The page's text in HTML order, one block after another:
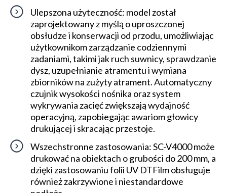
Ulepszona użyteczność: model został
zaprojektowany z myślą o uproszczonej
obsłudze i konserwacji od przodu, umożliwiając
użytkownikom zarządzanie codziennymi
zadaniami, takimi jak ruch suwnicy, sprawdzanie
dysz, uzupełnianie atramentu i wymiana
zbiorników na zużyty atrament. Automatyczny
czujnik wysokości nośnika oraz system
wykrywania zacięć zwiększają wydajność
operacyjną, zapobiegając awariom głowicy
drukującej i skracając przestoje.
Wszechstronne zastosowania: SC-V4000 może
drukować na obiektach o grubości do 200 mm, a
dzięki zastosowaniu folii UV DTFilm obsługuje
również zakrzywione i niestandardowe